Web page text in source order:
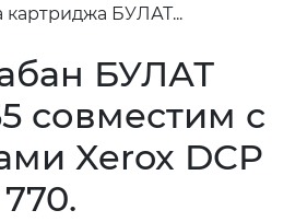
картриджа БУЛАТ...
БУЛАТ
совместим с
Xerox DCP